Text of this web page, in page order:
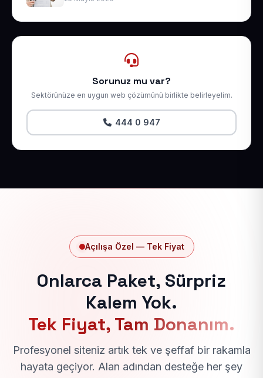
Sorunuz mu var?
Sektörünüze en uygun web çözümünü birlikte belirleyelim.
444 0 947
Açılışa Özel — Tek Fiyat
Onlarca Paket, Sürpriz
Kalem Yok.
Tek Fiyat, Tam Donanım.
Profesyonel siteniz artık tek ve şeffaf bir rakamla
hayata geçiyor. Alan adından desteğe her şey